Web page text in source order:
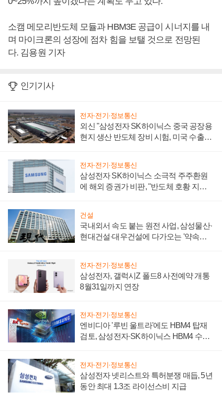
소캠 메모리반도체 모듈과 HBM3E 공급이 시너지를 내
며 마이크론의 성장에 점차 힘을 보탤 것으로 전망된
다. 김용원 기자
인기기사
전자·전기·정보통신
외신 "삼성전자 SK하이닉스 중국 공장용
현지 생산 반도체 장비 시험, 미국 수출통
전자·전기·정보통신
삼성전자 SK하이닉스 소극적 주주환원
에 해외 증권가 비판, "반도체 호황 지속
건설
국내외서 속도 붙는 원전 사업, 삼성물산·
현대건설·대우건설에 다가오는 '약속의
전자·전기·정보통신
삼성전자, 갤럭시Z 폴드8 사전예약 개통
8월31일까지 연장
전자·전기·정보통신
엔비디아 '루빈 울트라'에도 HBM4 탑재
검토, 삼성전자·SK하이닉스 HBM4 수율
전자·전기·정보통신
삼성전자 넷리스트와 특허분쟁 매듭, 5년
동안 최대 1.3조 라이선스비 지급